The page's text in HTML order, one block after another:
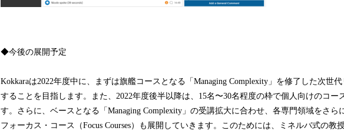
◆今後の展開予定
Kokkaraは2022年度中に、まずは旗艦コースとなる「Managing Complexity」を修了した次世
することを目指します。また、2022年度後半以降は、15名〜30名程度の枠で個人向けのコー
す。さらに、ベースとなる「Managing Complexity」の受講拡大に合わせ、各専門領域をさら
フォーカス・コース（Focus Courses）も展開していきます。このためには、ミネルバ式の教